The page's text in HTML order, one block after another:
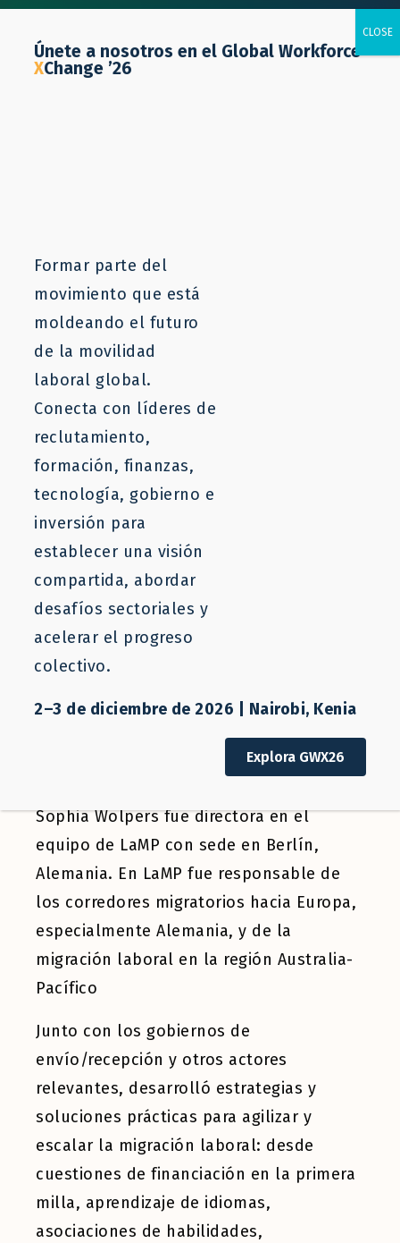
Sophia Wolpers fue directora en el
equipo de LaMP con sede en Berlín,
Alemania. En LaMP fue responsable de
los corredores migratorios hacia Europa,
especialmente Alemania, y de la
migración laboral en la región Australia-
Pacífico
Junto con los gobiernos de
envío/recepción y otros actores
relevantes, desarrolló estrategias y
soluciones prácticas para agilizar y
escalar la migración laboral: desde
cuestiones de financiación en la primera
milla, aprendizaje de idiomas,
asociaciones de habilidades,
Únete a nosotros en el Global Workforce
XChange ’26
Formar parte del
movimiento que está
moldeando el futuro
de la movilidad
laboral global.
Conecta con líderes de
reclutamiento,
formación, finanzas,
tecnología, gobierno e
inversión para
establecer una visión
compartida, abordar
desafíos sectoriales y
acelerar el progreso
colectivo.
2–3 de diciembre de 2026 | Nairobi, Kenia
Explora GWX26